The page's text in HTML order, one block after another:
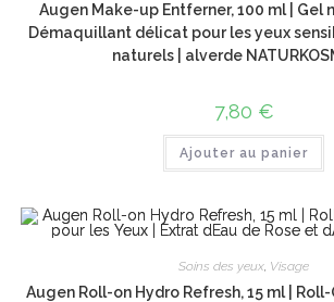
Augen Make-up Entferner, 100 ml | Gel
Démaquillant délicat pour les yeux
naturels | alverde
7,80 €
Ajouter au panier
Soins des yeux, Visage
Augen Roll-on Hydro Refresh, 15 ml |